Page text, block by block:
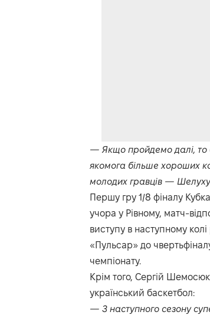
— Якщо пройдемо далі, то
якомога більше хороших
молодих гравців —
Першу гру 1/8 фіналу
учора у Рівному, матч-
виступу в наступному
«Пульсар» до
чемпіонату.
Крім того, Сергій
український баскетбол:
— З наступного сезону